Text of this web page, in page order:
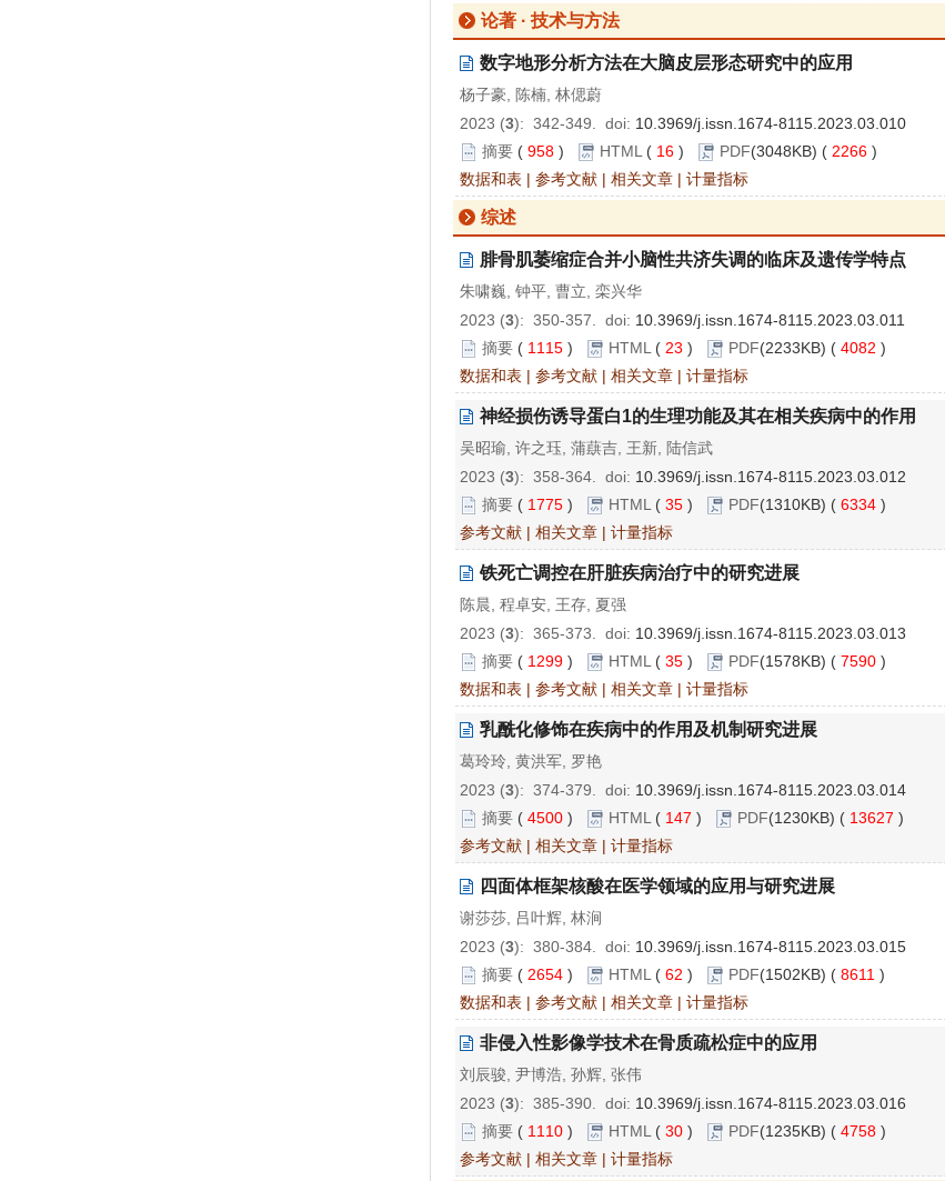
论著 · 技术与方法
数字地形分析方法在大脑皮层形态研究中的应用
杨子豪, 陈楠, 林偲蔚
2023 (3): 342-349. doi: 10.3969/j.issn.1674-8115.2023.03.010
摘要 ( 958 ) HTML ( 16 ) PDF(3048KB) ( 2266 )
数据和表 | 参考文献 | 相关文章 | 计量指标
综述
腓骨肌萎缩症合并小脑性共济失调的临床及遗传学特点
朱啸巍, 钟平, 曹立, 栾兴华
2023 (3): 350-357. doi: 10.3969/j.issn.1674-8115.2023.03.011
摘要 ( 1115 ) HTML ( 23 ) PDF(2233KB) ( 4082 )
数据和表 | 参考文献 | 相关文章 | 计量指标
神经损伤诱导蛋白1的生理功能及其在相关疾病中的作用
吴昭瑜, 许之珏, 蒲蕻吉, 王新, 陆信武
2023 (3): 358-364. doi: 10.3969/j.issn.1674-8115.2023.03.012
摘要 ( 1775 ) HTML ( 35 ) PDF(1310KB) ( 6334 )
参考文献 | 相关文章 | 计量指标
铁死亡调控在肝脏疾病治疗中的研究进展
陈晨, 程卓安, 王存, 夏强
2023 (3): 365-373. doi: 10.3969/j.issn.1674-8115.2023.03.013
摘要 ( 1299 ) HTML ( 35 ) PDF(1578KB) ( 7590 )
数据和表 | 参考文献 | 相关文章 | 计量指标
乳酰化修饰在疾病中的作用及机制研究进展
葛玲玲, 黄洪军, 罗艳
2023 (3): 374-379. doi: 10.3969/j.issn.1674-8115.2023.03.014
摘要 ( 4500 ) HTML ( 147 ) PDF(1230KB) ( 13627 )
参考文献 | 相关文章 | 计量指标
四面体框架核酸在医学领域的应用与研究进展
谢莎莎, 吕叶辉, 林涧
2023 (3): 380-384. doi: 10.3969/j.issn.1674-8115.2023.03.015
摘要 ( 2654 ) HTML ( 62 ) PDF(1502KB) ( 8611 )
数据和表 | 参考文献 | 相关文章 | 计量指标
非侵入性影像学技术在骨质疏松症中的应用
刘辰骏, 尹博浩, 孙辉, 张伟
2023 (3): 385-390. doi: 10.3969/j.issn.1674-8115.2023.03.016
摘要 ( 1110 ) HTML ( 30 ) PDF(1235KB) ( 4758 )
参考文献 | 相关文章 | 计量指标